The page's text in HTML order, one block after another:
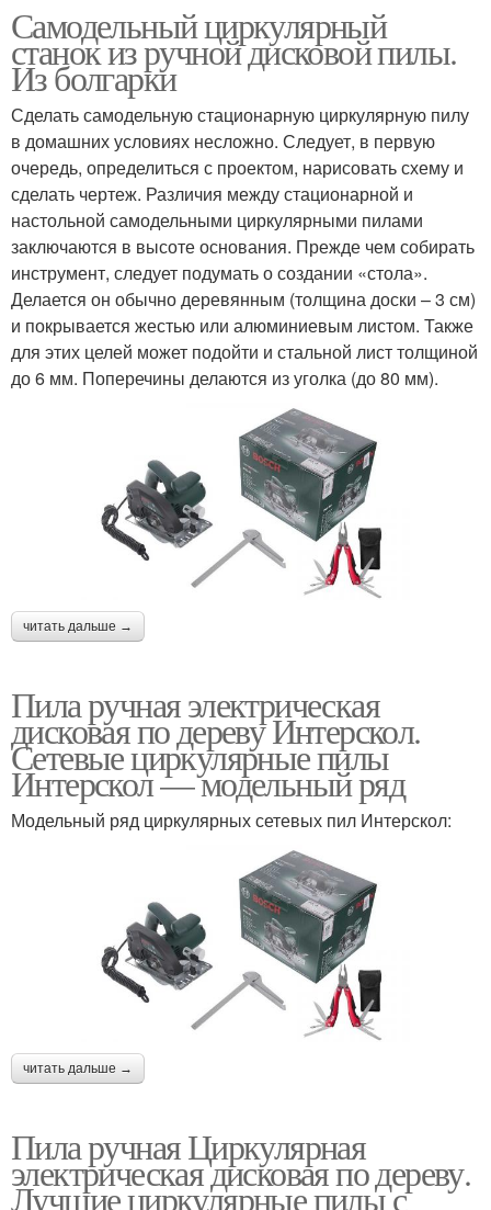
Самодельный циркулярный
станок из ручной дисковой пилы.
Из болгарки
Сделать самодельную стационарную циркулярную пилу
в домашних условиях несложно. Следует, в первую
очередь, определиться с проектом, нарисовать схему и
сделать чертеж. Различия между стационарной и
настольной самодельными циркулярными пилами
заключаются в высоте основания. Прежде чем собирать
инструмент, следует подумать о создании «стола».
Делается он обычно деревянным (толщина доски – 3 см)
и покрывается жестью или алюминиевым листом. Также
для этих целей может подойти и стальной лист толщиной
до 6 мм. Поперечины делаются из уголка (до 80 мм).
читать дальше →
Пила ручная электрическая
дисковая по дереву Интерскол.
Сетевые циркулярные пилы
Интерскол — модельный ряд
Модельный ряд циркулярных сетевых пил Интерскол:
читать дальше →
Пила ручная Циркулярная
электрическая дисковая по дереву.
Лучшие циркулярные пилы с